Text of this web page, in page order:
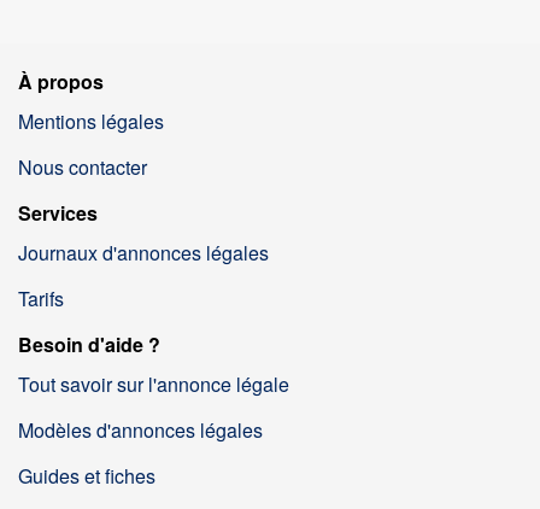
À propos
Mentions légales
Nous contacter
Services
Journaux d'annonces légales
Tarifs
Besoin d'aide ?
Tout savoir sur l'annonce légale
Modèles d'annonces légales
Guides et fiches